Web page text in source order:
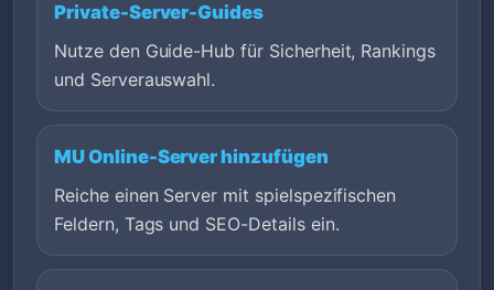
Private-Server-Guides
Nutze den Guide-Hub für Sicherheit, Rankings
und Serverauswahl.
MU Online-Server hinzufügen
Reiche einen Server mit spielspezifischen
Feldern, Tags und SEO-Details ein.